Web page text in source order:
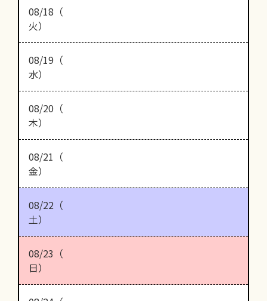
08/18（
火）
08/19（
水）
08/20（
木）
08/21（
金）
08/22（
土）
08/23（
日）